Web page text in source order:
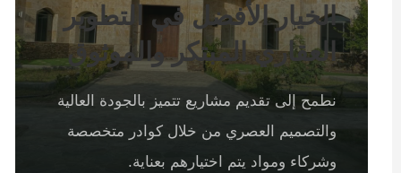
الخيار الأفضل في التطوير
العقاري المبتكر والموثوق
نطمح إلى تقديم مشاريع تتميز بالجودة العالية
والتصميم العصري من خلال كوادر متخصصة
وشركاء ومواد يتم اختيارهم بعناية.